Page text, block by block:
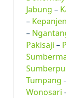
Jabung –
– Kepanjen
–
Pakisaji –
Tumpang
Wonosari